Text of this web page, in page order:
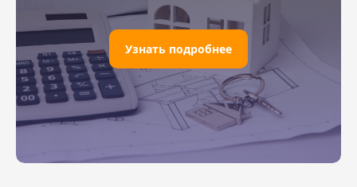
Подать заявление
Узнать подробнее